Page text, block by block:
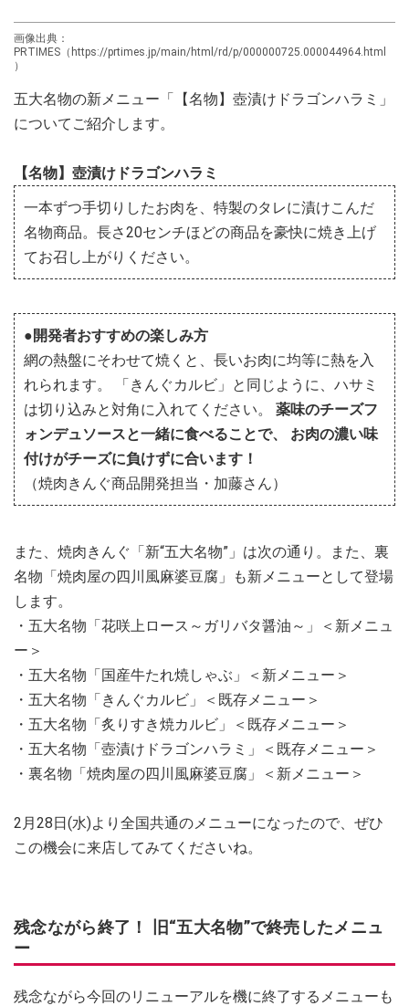
画像出典：
PRTIMES（https://prtimes.jp/main/html/rd/p/000000725.000044964.html
）
五大名物の新メニュー「【名物】壺漬けドラゴンハラミ」
についてご紹介します。
【名物】壺漬けドラゴンハラミ
一本ずつ手切りしたお肉を、特製のタレに漬けこんだ
名物商品。長さ20センチほどの商品を豪快に焼き上げ
てお召し上がりください。
●開発者おすすめの楽しみ方
網の熱盤にそわせて焼くと、長いお肉に均等に熱を入
れられます。 「きんぐカルビ」と同じように、ハサミ
は切り込みと対角に入れてください。 薬味のチーズフ
ォンデュソースと一緒に食べることで、 お肉の濃い味
付けがチーズに負けずに合います！
（焼肉きんぐ商品開発担当・加藤さん）
また、焼肉きんぐ「新“五大名物”」は次の通り。また、裏
名物「焼肉屋の四川風麻婆豆腐」も新メニューとして登場
します。
・五大名物「花咲上ロース～ガリバタ醤油～」＜新メニュ
ー＞
・五大名物「国産牛たれ焼しゃぶ」＜新メニュー＞
・五大名物「きんぐカルビ」＜既存メニュー＞
・五大名物「炙りすき焼カルビ」＜既存メニュー＞
・五大名物「壺漬けドラゴンハラミ」＜既存メニュー＞
・裏名物「焼肉屋の四川風麻婆豆腐」＜新メニュー＞
2月28日(水)より全国共通のメニューになったので、ぜひ
この機会に来店してみてくださいね。
残念ながら終了！ 旧“五大名物”で終売したメニュ
ー
残念ながら今回のリニューアルを機に終了するメニューも